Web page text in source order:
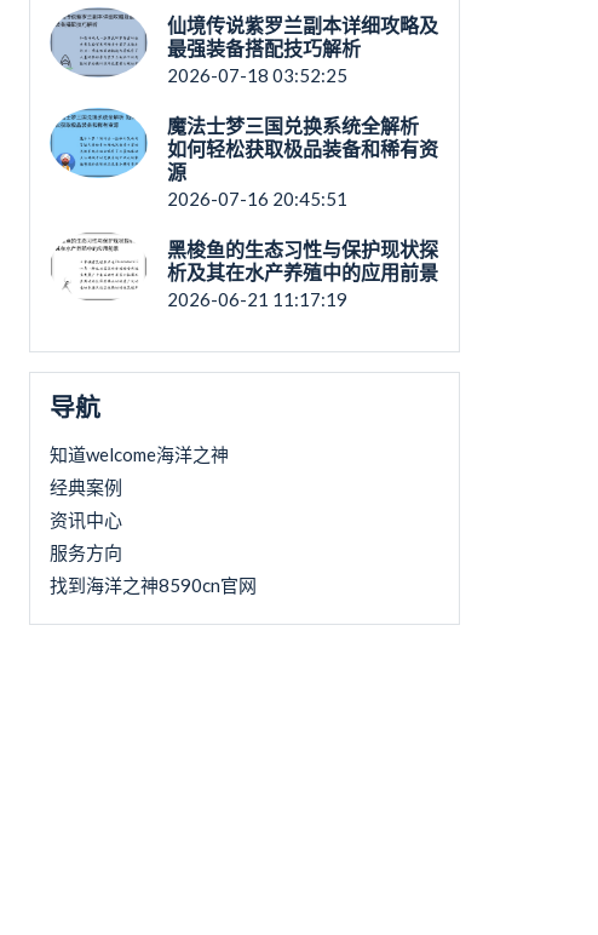
仙境传说紫罗兰副本详细攻略及
最强装备搭配技巧解析
2026-07-18 03:52:25
魔法士梦三国兑换系统全解析
如何轻松获取极品装备和稀有资
源
2026-07-16 20:45:51
黑梭鱼的生态习性与保护现状探
析及其在水产养殖中的应用前景
2026-06-21 11:17:19
导航
知道welcome海洋之神
经典案例
资讯中心
服务方向
找到海洋之神8590cn官网